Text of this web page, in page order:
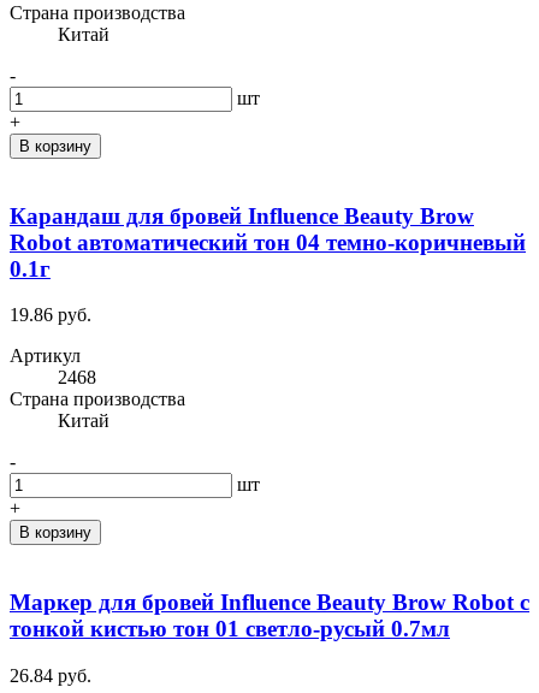
Cтрана производства
Китай
-
шт
+
В корзину
Карандаш для бровей Influence Beauty Brow
Robot автоматический тон 04 темно-коричневый
0.1г
19.86 руб.
Артикул
2468
Cтрана производства
Китай
-
шт
+
В корзину
Маркер для бровей Influence Beauty Brow Robot с
тонкой кистью тон 01 светло-русый 0.7мл
26.84 руб.